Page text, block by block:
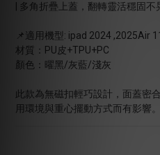
| 多角折疊上蓋，翻轉靈活穩固不
📌適用機型: ipad 2024 ,2025Air
材質：PU皮+TPU+PC
顏色：曜黑/灰藍/淺灰
此款為無磁扣輕巧設計，面蓋密
用環境與重心擺動方式而有影響。